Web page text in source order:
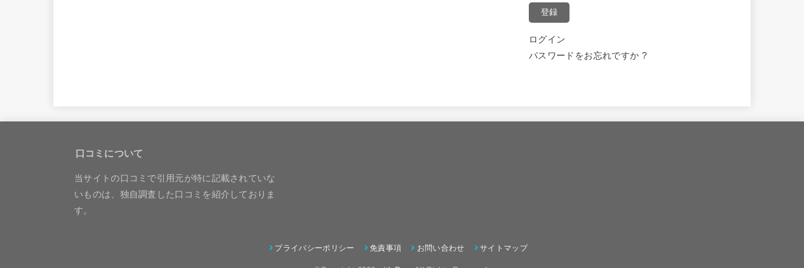
登録
ログイン
パスワードをお忘れですか ?
口コミについて
当サイトの口コミで引用元が特に記載されていな
いものは、独自調査した口コミを紹介しておりま
す。
プライバシーポリシー 免責事項 お問い合わせ サイトマップ